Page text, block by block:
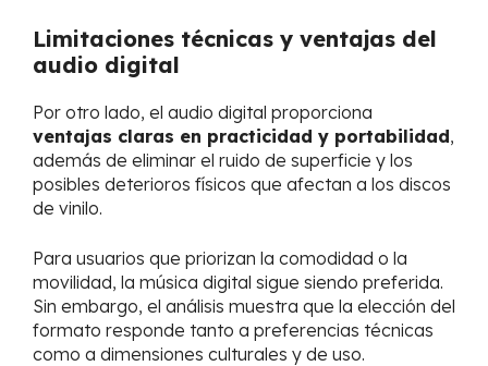
Limitaciones técnicas y ventajas del
audio digital
Por otro lado, el audio digital proporciona
ventajas claras en practicidad y portabilidad,
además de eliminar el ruido de superficie y los
posibles deterioros físicos que afectan a los discos
de vinilo.
Para usuarios que priorizan la comodidad o la
movilidad, la música digital sigue siendo preferida.
Sin embargo, el análisis muestra que la elección del
formato responde tanto a preferencias técnicas
como a dimensiones culturales y de uso.